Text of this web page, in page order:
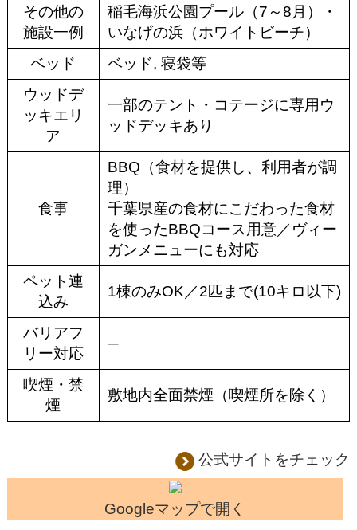
その他の
施設一例
稲毛海浜公園プール（7～8月）・
いなげの浜（ホワイトビーチ）
ベッド
ベッド, 寝袋等
ウッドデ
ッキエリ
ア
一部のテント・コテージに専用ウ
ッドデッキあり
食事
BBQ（食材を提供し、利用者が調
理）
千葉県産の食材にこだわった食材
を使ったBBQコース用意／ヴィー
ガンメニューにも対応
ペット連
込み
1棟のみOK／2匹まで(10キロ以下)
バリアフ
リー対応
─
喫煙・禁
煙
敷地内全面禁煙（喫煙所を除く）
公式サイトをチェック
Googleマップで開く